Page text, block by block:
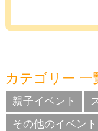
カテゴリー 一
親子イベント
その他のイベント